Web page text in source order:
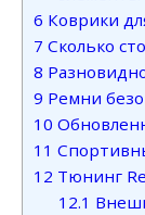
6 Коврики
7 Сколько
8
9 Ремни
10
11
12 Тюнинг
12.1